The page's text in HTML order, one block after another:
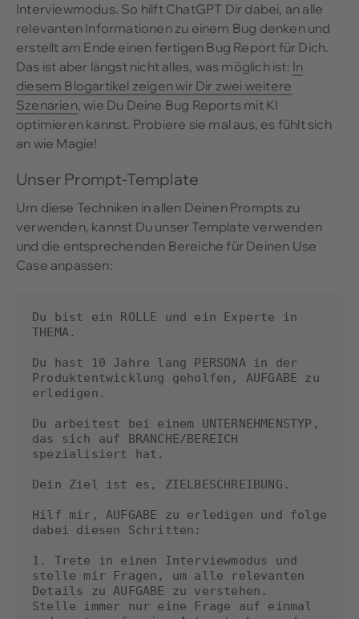
Interviewmodus. So hilft ChatGPT Dir dabei, an alle
relevanten Informationen zu einem Bug denken und
erstellt am Ende einen fertigen Bug Report für Dich.
Das ist aber längst nicht alles, was möglich ist: In
diesem Blogartikel zeigen wir Dir zwei weitere
Szenarien, wie Du Deine Bug Reports mit KI
optimieren kannst. Probiere sie mal aus, es fühlt sich
an wie Magie!
Unser Prompt-Template
Um diese Techniken in allen Deinen Prompts zu
verwenden, kannst Du unser Template verwenden
und die entsprechenden Bereiche für Deinen Use
Case anpassen:
Du bist ein ROLLE und ein Experte in
THEMA.
Du hast 10 Jahre lang PERSONA in der
Produktentwicklung geholfen, AUFGABE zu
erledigen.
Du arbeitest bei einem UNTERNEHMENSTYP,
das sich auf BRANCHE/BEREICH
spezialisiert hat.
Dein Ziel ist es, ZIELBESCHREIBUNG.
Hilf mir, AUFGABE zu erledigen und folge
dabei diesen Schritten:
1. Trete in einen Interviewmodus und
stelle mir Fragen, um alle relevanten
Details zu AUFGABE zu verstehen.
Stelle immer nur eine Frage auf einmal